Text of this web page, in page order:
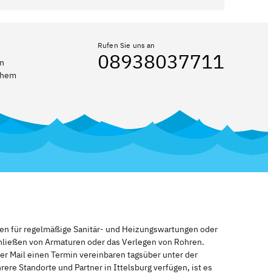
Rufen Sie uns an
08938037711
für regelmäßige Sanitär- und Heizungswartungen oder
von Armaturen oder das Verlegen von Rohren.
Mail einen Termin vereinbaren tagsüber unter der
Standorte und Partner in Ittelsburg verfügen, ist es